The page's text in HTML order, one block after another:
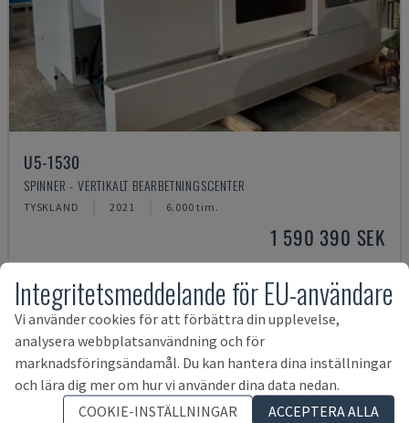
U5-1530
SPINNER - VERTIKALT BEARBETNINGSCENTER
TYSKLAND 2021 6.000 tim.
1 590 390 SEK
Integritetsmeddelande för EU-användare
Vi använder cookies för att förbättra din upplevelse,
analysera webbplatsanvändning och för
marknadsföringsändamål. Du kan hantera dina inställningar
och lära dig mer om hur vi använder dina data nedan.
COOKIE-INSTÄLLNINGAR
ACCEPTERA ALLA